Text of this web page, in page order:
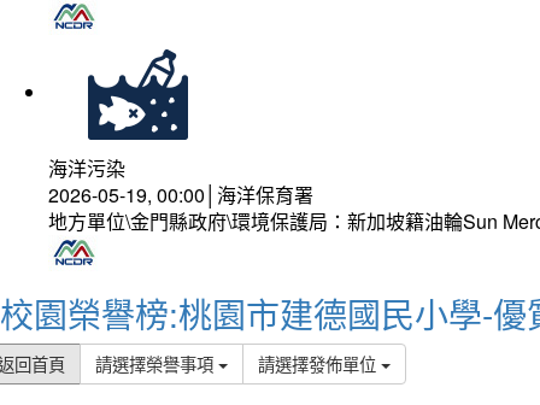
海洋污染
2026-05-19, 00:00│海洋保育署
地方單位\金門縣政府\環境保護局：新加坡籍油輪Sun
校園榮譽榜:桃園市建德國民小學-優
回首頁 請選擇榮譽事項 請選擇發佈單位